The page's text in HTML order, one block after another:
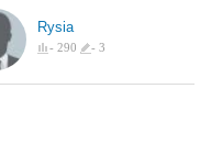
Rysia
- 290 - 3